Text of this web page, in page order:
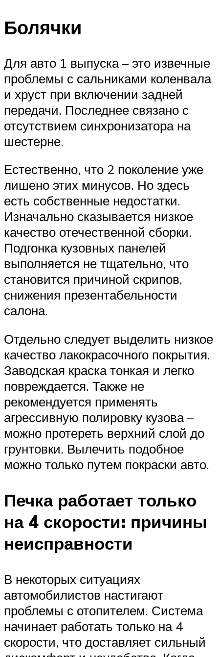
Болячки
Для авто 1 выпуска – это извечные
проблемы с сальниками коленвала
и хруст при включении задней
передачи. Последнее связано с
отсутствием синхронизатора на
шестерне.
Естественно, что 2 поколение уже
лишено этих минусов. Но здесь
есть собственные недостатки.
Изначально сказывается низкое
качество отечественной сборки.
Подгонка кузовных панелей
выполняется не тщательно, что
становится причиной скрипов,
снижения презентабельности
салона.
Отдельно следует выделить низкое
качество лакокрасочного покрытия.
Заводская краска тонкая и легко
повреждается. Также не
рекомендуется применять
агрессивную полировку кузова –
можно протереть верхний слой до
грунтовки. Вылечить подобное
можно только путем покраски авто.
Печка работает только
на 4 скорости: причины
неисправности
В некоторых ситуациях
автомобилистов настигают
проблемы с отопителем. Система
начинает работать только на 4
скорости, что доставляет сильный